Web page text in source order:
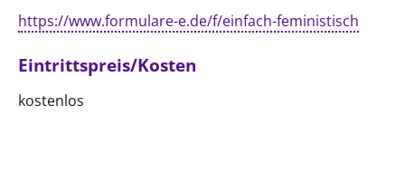
https://www.formulare-e.de/f/einfach-feministisch
Eintrittspreis/Kosten
kostenlos